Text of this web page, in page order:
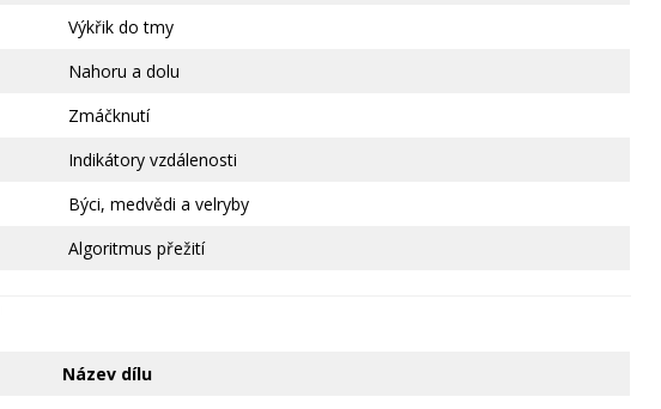
Výkřik do tmy
Nahoru a dolu
Zmáčknutí
Indikátory vzdálenosti
Býci, medvědi a velryby
Algoritmus přežití
Název dílu